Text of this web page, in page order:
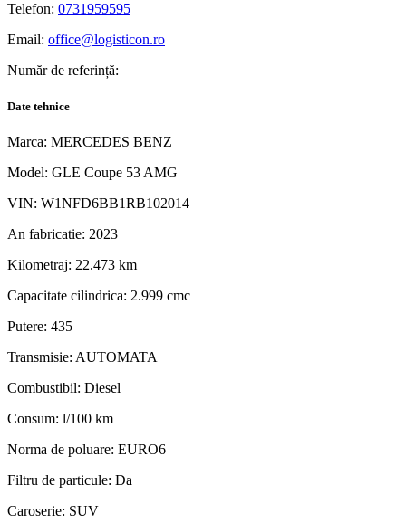
Telefon: 0731959595
Email: office@logisticon.ro
Număr de referință:
Date tehnice
Marca: MERCEDES BENZ
Model: GLE Coupe 53 AMG
VIN: W1NFD6BB1RB102014
An fabricatie: 2023
Kilometraj: 22.473 km
Capacitate cilindrica: 2.999 cmc
Putere: 435
Transmisie: AUTOMATA
Combustibil: Diesel
Consum: l/100 km
Norma de poluare: EURO6
Filtru de particule: Da
Caroserie: SUV